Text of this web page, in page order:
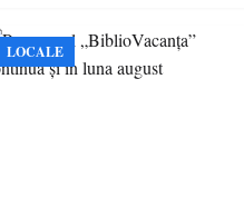
LOCALE